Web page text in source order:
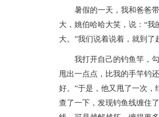
暑假的一天，我和爸爸
大，姚伯哈哈大笑，说：“
大。”我们说着说着，就到了
我打开自己的钓鱼竿，
甩出一点点，比我的手竿钓
好。”于是，他又甩了一次，
查了一下，发现钓鱼线缠住